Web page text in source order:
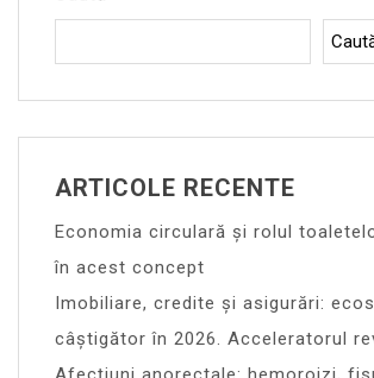
ARTICOLE RECENTE
Economia circulară și rolul
în acest concept
Imobiliare, credite și asigurări:
câștigător în 2026. Acceleratorul